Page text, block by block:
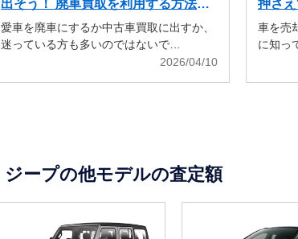
出そう！ 廃車買取を利用する方法も
解説
愛車を廃車にするか中古車買取に出すか、
迷っている方も多いのではないで…
2026/04/10
押さ
車を売
に知っ
ジープの他モデルの査定額